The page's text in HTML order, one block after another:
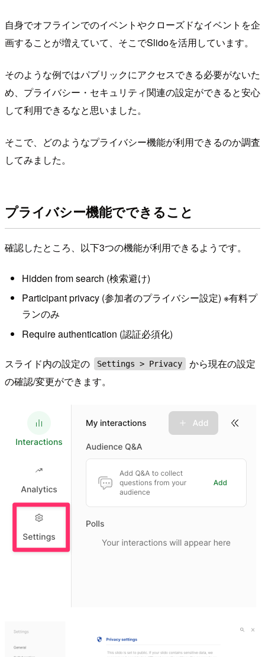
自身でオフラインでのイベントやクローズドなイベントを企
画することが増えていて、そこでSlidoを活用しています。
そのような例ではパブリックにアクセスできる必要がないた
め、プライバシー・セキュリティ関連の設定ができると安心
して利用できるなと思いました。
そこで、どのようなプライバシー機能が利用できるのか調査
してみました。
プライバシー機能でできること
確認したところ、以下3つの機能が利用できるようです。
Hidden from search (検索避け)
Participant privacy (参加者のプライバシー設定) ※有料プ
ランのみ
Require authentication (認証必須化)
スライド内の設定の Settings > Privacy
から現在の設定
の確認/変更ができます。